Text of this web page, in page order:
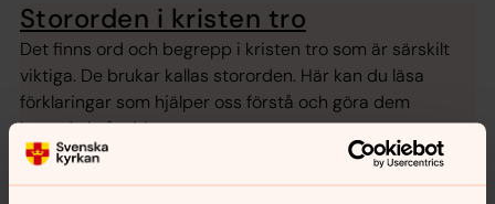
Stororden i kristen tro
Det finns ord och begrepp i kristen tro som är särskilt
viktiga. De brukar kallas stororden. Här kan du läsa
förklaringar som hjälper oss förstå och göra dem
levande i vår tid.